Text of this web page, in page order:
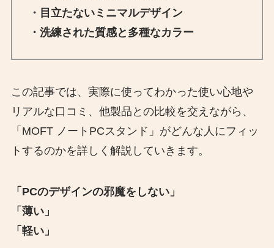
・目立たないミニマルデザイン
・洗練された質感と多種なカラー
この記事では、実際に使ってわかった使い心地や
リアルな口コミ、他製品との比較を交えながら、
「MOFT ノートPCスタンド」がどんな人にフィッ
トするのかを詳しく解説していきます。
「PCのデザインの邪魔をしない」
「薄い」
「軽い」